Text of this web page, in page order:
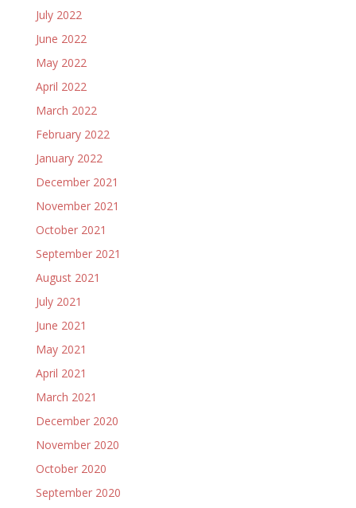
July 2022
June 2022
May 2022
April 2022
March 2022
February 2022
January 2022
December 2021
November 2021
October 2021
September 2021
August 2021
July 2021
June 2021
May 2021
April 2021
March 2021
December 2020
November 2020
October 2020
September 2020